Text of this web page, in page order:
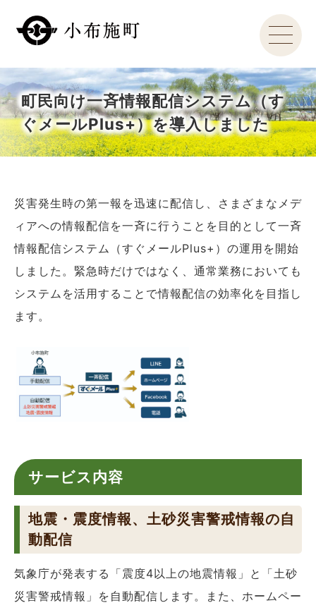
町民向け一斉情報配信システム（す
ぐメールPlus+）を導入しました
災害発生時の第一報を迅速に配信し、さまざまなメデ
ィアへの情報配信を一斉に行うことを目的として一斉
情報配信システム（すぐメールPlus+）の運用を開始
しました。緊急時だけではなく、通常業務においても
システムを活用することで情報配信の効率化を目指し
ます。
サービス内容
地震・震度情報、土砂災害警戒情報の自
動配信
気象庁が発表する「震度4以上の地震情報」と「土砂
災害警戒情報」を自動配信します。また、ホームペー